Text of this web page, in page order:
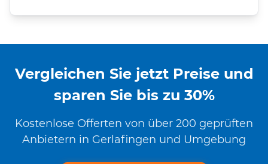
Vergleichen Sie jetzt Preise und
sparen Sie bis zu 30%
Kostenlose Offerten von über 200 geprüften
Anbietern in Gerlafingen und Umgebung